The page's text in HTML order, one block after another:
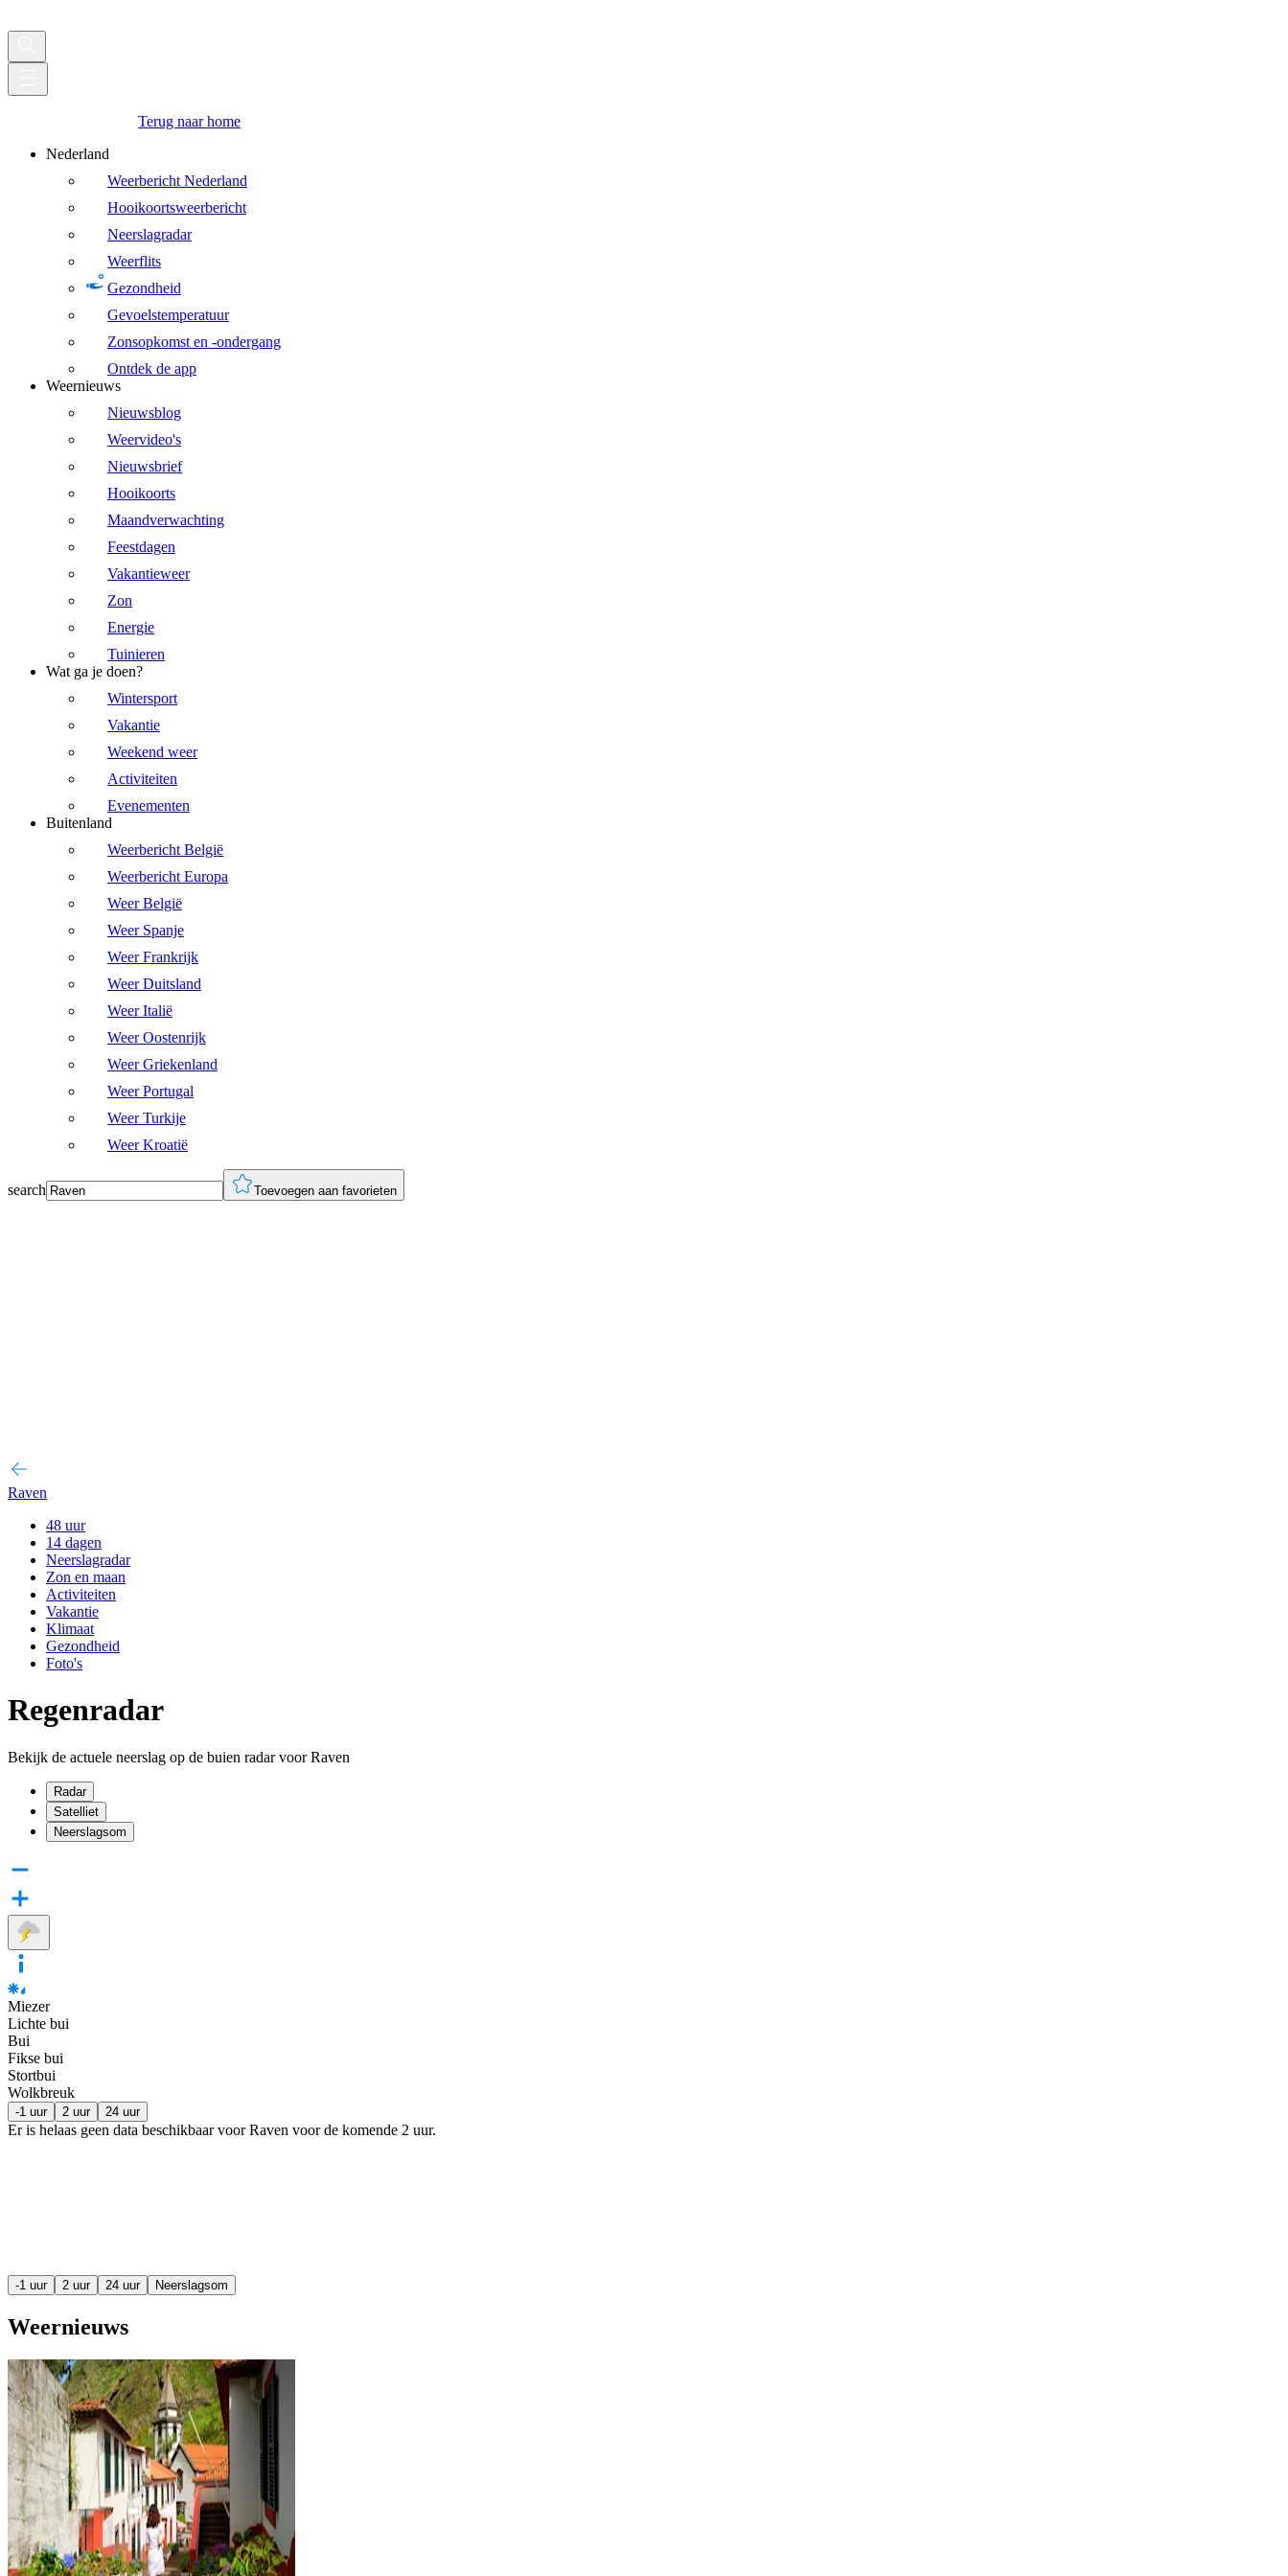
Terug naar home
Nederland
Weerbericht Nederland
Hooikoortsweerbericht
Neerslagradar
Weerflits
Gezondheid
Gevoelstemperatuur
Zonsopkomst en -ondergang
Ontdek de app
Weernieuws
Nieuwsblog
Weervideo's
Nieuwsbrief
Hooikoorts
Maandverwachting
Feestdagen
Vakantieweer
Zon
Energie
Tuinieren
Wat ga je doen?
Wintersport
Vakantie
Weekend weer
Activiteiten
Evenementen
Buitenland
Weerbericht België
Weerbericht Europa
Weer België
Weer Spanje
Weer Frankrijk
Weer Duitsland
Weer Italië
Weer Oostenrijk
Weer Griekenland
Weer Portugal
Weer Turkije
Weer Kroatië
search Toevoegen aan favorieten
Raven
48 uur
14 dagen
Neerslagradar
Zon en maan
Activiteiten
Vakantie
Klimaat
Gezondheid
Foto's
Regenradar
Bekijk de actuele neerslag op de buien radar voor Raven
Radar
Satelliet
Neerslagsom
Miezer
Lichte bui
Bui
Fikse bui
Stortbui
Wolkbreuk
-1 uur 2 uur 24 uur
Er is helaas geen data beschikbaar voor Raven voor de komende 2 uur.
-1 uur 2 uur 24 uur Neerslagsom
Weernieuws